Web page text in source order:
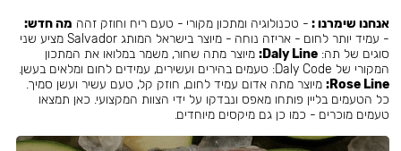
אנחנו שימרנו : - טכנולוגיה ומתכון מקורי - טעם ריח וחוזק זהה מה חדש:
- עמיד יותר לחום - אריזה נוחה - מיוצר בישראל המותג Salvador מציע שני
סוגים של תה:Daly Line: מיוצר מתה שחור, משמר במלואו את המתכון
המקורי של Daly Code: טעמים בהירים ועשירים, עמידים לחום ומלאים בעשן.
Rose Line: מיוצר מתה אדום עמיד לחום, חוזק קל, טעם עשיר ועשן סמיך.
כל הטעמים בליין פותחו מאפס ונבדקו על ידי הצוות המקצועי. כאן תמצאו
טעמים מוכרים - כמו כן גם מיקסים מיוחדים.